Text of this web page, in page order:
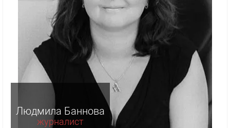
Людмила Баннова
журналист